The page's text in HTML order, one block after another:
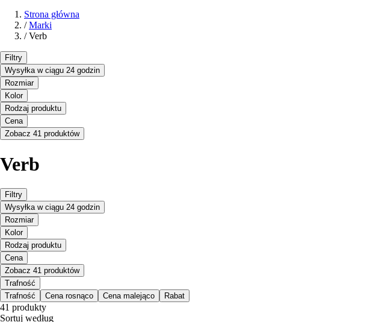
Strona główna
/ Marki
/ Verb
Filtry
Wysyłka w ciągu 24 godzin
Rozmiar
Kolor
Rodzaj produktu
Cena
Zobacz 41 produktów
Verb
Filtry
Wysyłka w ciągu 24 godzin
Rozmiar
Kolor
Rodzaj produktu
Cena
Zobacz 41 produktów
Trafność
Trafność
Cena rosnąco Cena malejąco Rabat
41 produkty
Sortuj według